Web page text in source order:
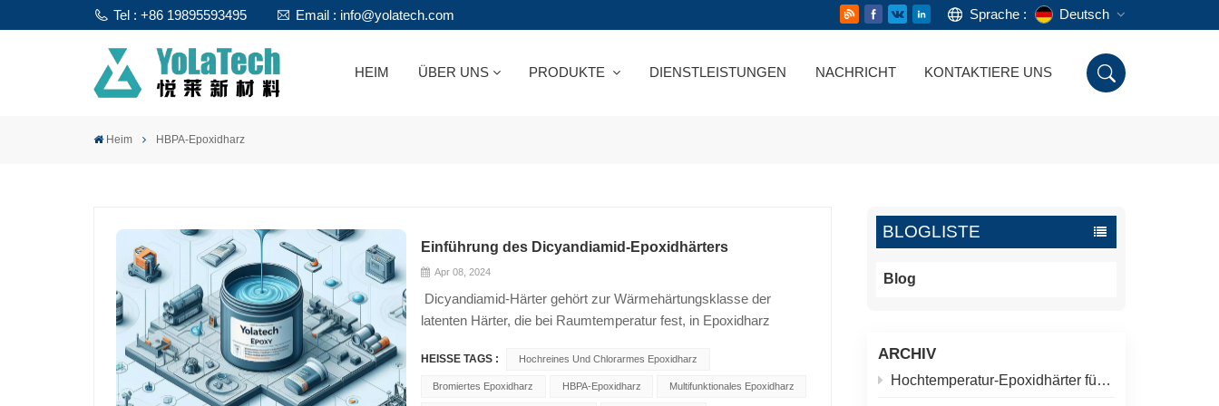
Tel : +86 19895593495 Email : info@yolatech.com Sprache : Deutsch
Español
HEIM ÜBER UNS PRODUKTE DIENSTLEISTUNGEN NACHRICHT KONTAKTIERE UNS
Heim HBPA-Epoxidharz
BLOGLISTE
Blog
ARCHIV
Hochtemperatur-Epoxidhärter für Rohrleitungsbeschichtungen: Thermischer Alterungstest bei 200 °C
Einführung des Dicyandiamid-Epoxidhärters
Apr 08, 2024
Dicyandiamid-Härter gehört zur Wärmehärtungsklasse der
latenten Härter, die bei Raumtemperatur fest, in Epoxidharz
Mikropartikeln in Epoxidharz dispergiert sind und nach dem
Erhitzen auf den Schmelzpunkt in der Nähe des Beginn der
HEISSE TAGS : Hochreines Und Chlorarmes Epoxidharz
Bromiertes Epoxidharz HBPA-Epoxidharz Multifunktionales Epoxidharz